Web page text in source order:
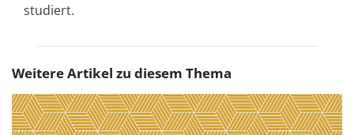
studiert.
Weitere Artikel zu diesem Thema